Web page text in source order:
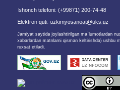
Ishonch telefoni: (+99871) 200-74-48
Elektron quti: uzkimyosanoat@uks.uz
Jamiyat saytida joylashtirilgan ma`lumotlardan
xabarlardan matnlarni qisman keltirishda) ushbu
ruxsat etiladi.